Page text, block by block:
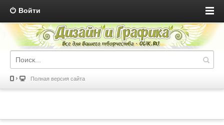
Войти
Полная версия сайта